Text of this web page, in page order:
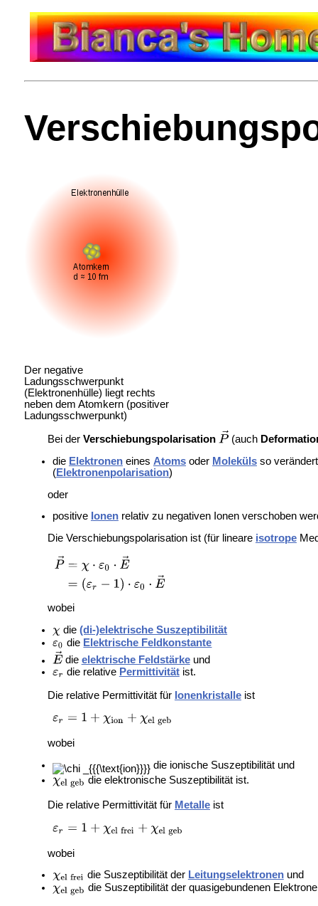
Der negative
Ladungsschwerpunkt
(Elektronenhülle) liegt rechts
neben dem Atomkern (positiver
Ladungsschwerpunkt)
Bei der Verschiebungspolarisation (auch
die Elektroneneines Atomsoder Molekülsso
(Elektronenpolarisation)
oder
positive Ionenrelativ zu negativen Ionen verschoben
Die Verschiebungspolarisation ist (für lineare isotrope
wobei
die(di-)elektrische Suszeptibilität
die Elektrische Feldkonstante
die elektrische Feldstärkeund
die relative Permittivitätist.
Die relative Permittivität für Ionenkristalleist
wobei
die ionische Suszeptibilität und
die elektronische Suszeptibilität ist.
Die relative Permittivität für Metalleist
wobei
die Suszeptibilität der Leitungselektronenund
die Suszeptibilität der quasigebundenen